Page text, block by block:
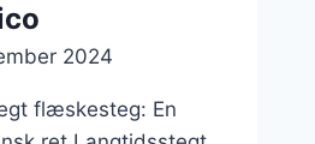
2024
flæskesteg: En